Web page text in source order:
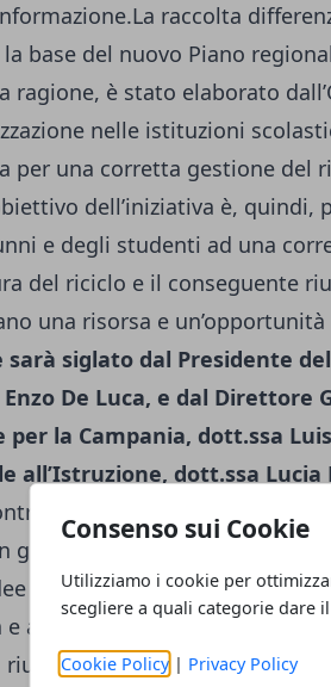
Consenso sui Cookie
Utilizziamo i cookie per
scegliere a quali categorie dare
Cookie Policy| Privacy Policy
raccolta
base del nuovo Piano
ragione, è stato elaborato
nelle istituzioni
per una corretta gestione del
dell’iniziativa è, quindi,
e degli studenti ad una
del riciclo e il conseguente
una risorsa e un’opportunità
sarà siglato dal Presidente
De Luca, e dal Direttore
per la Campania, dott.ssa
all’Istruzione, dott.ssa
territoriali e organizzerà
gli insegnanti. Istituirà un
e proposte finalizzate a
a implementare le
dei rifiuti. L’Ufficio